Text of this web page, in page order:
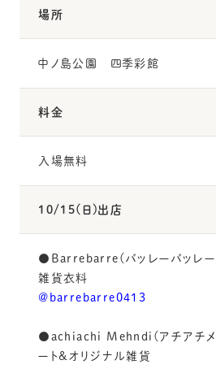
場所
中ノ島公園 四季彩館
料金
入場無料
10/15(日)出店
●Barrebarre(バッレーバッレ
雑貨衣料
@barrebarre0413
●achiachi Mehndi(アチアチ
ート&オリジナル雑貨